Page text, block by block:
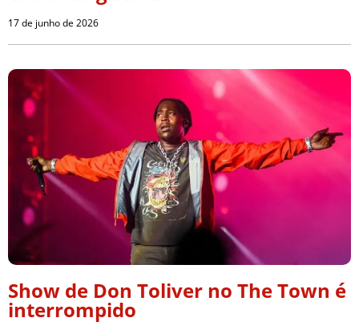
17 de junho de 2026
Show de Don Toliver no The Town é
interrompido